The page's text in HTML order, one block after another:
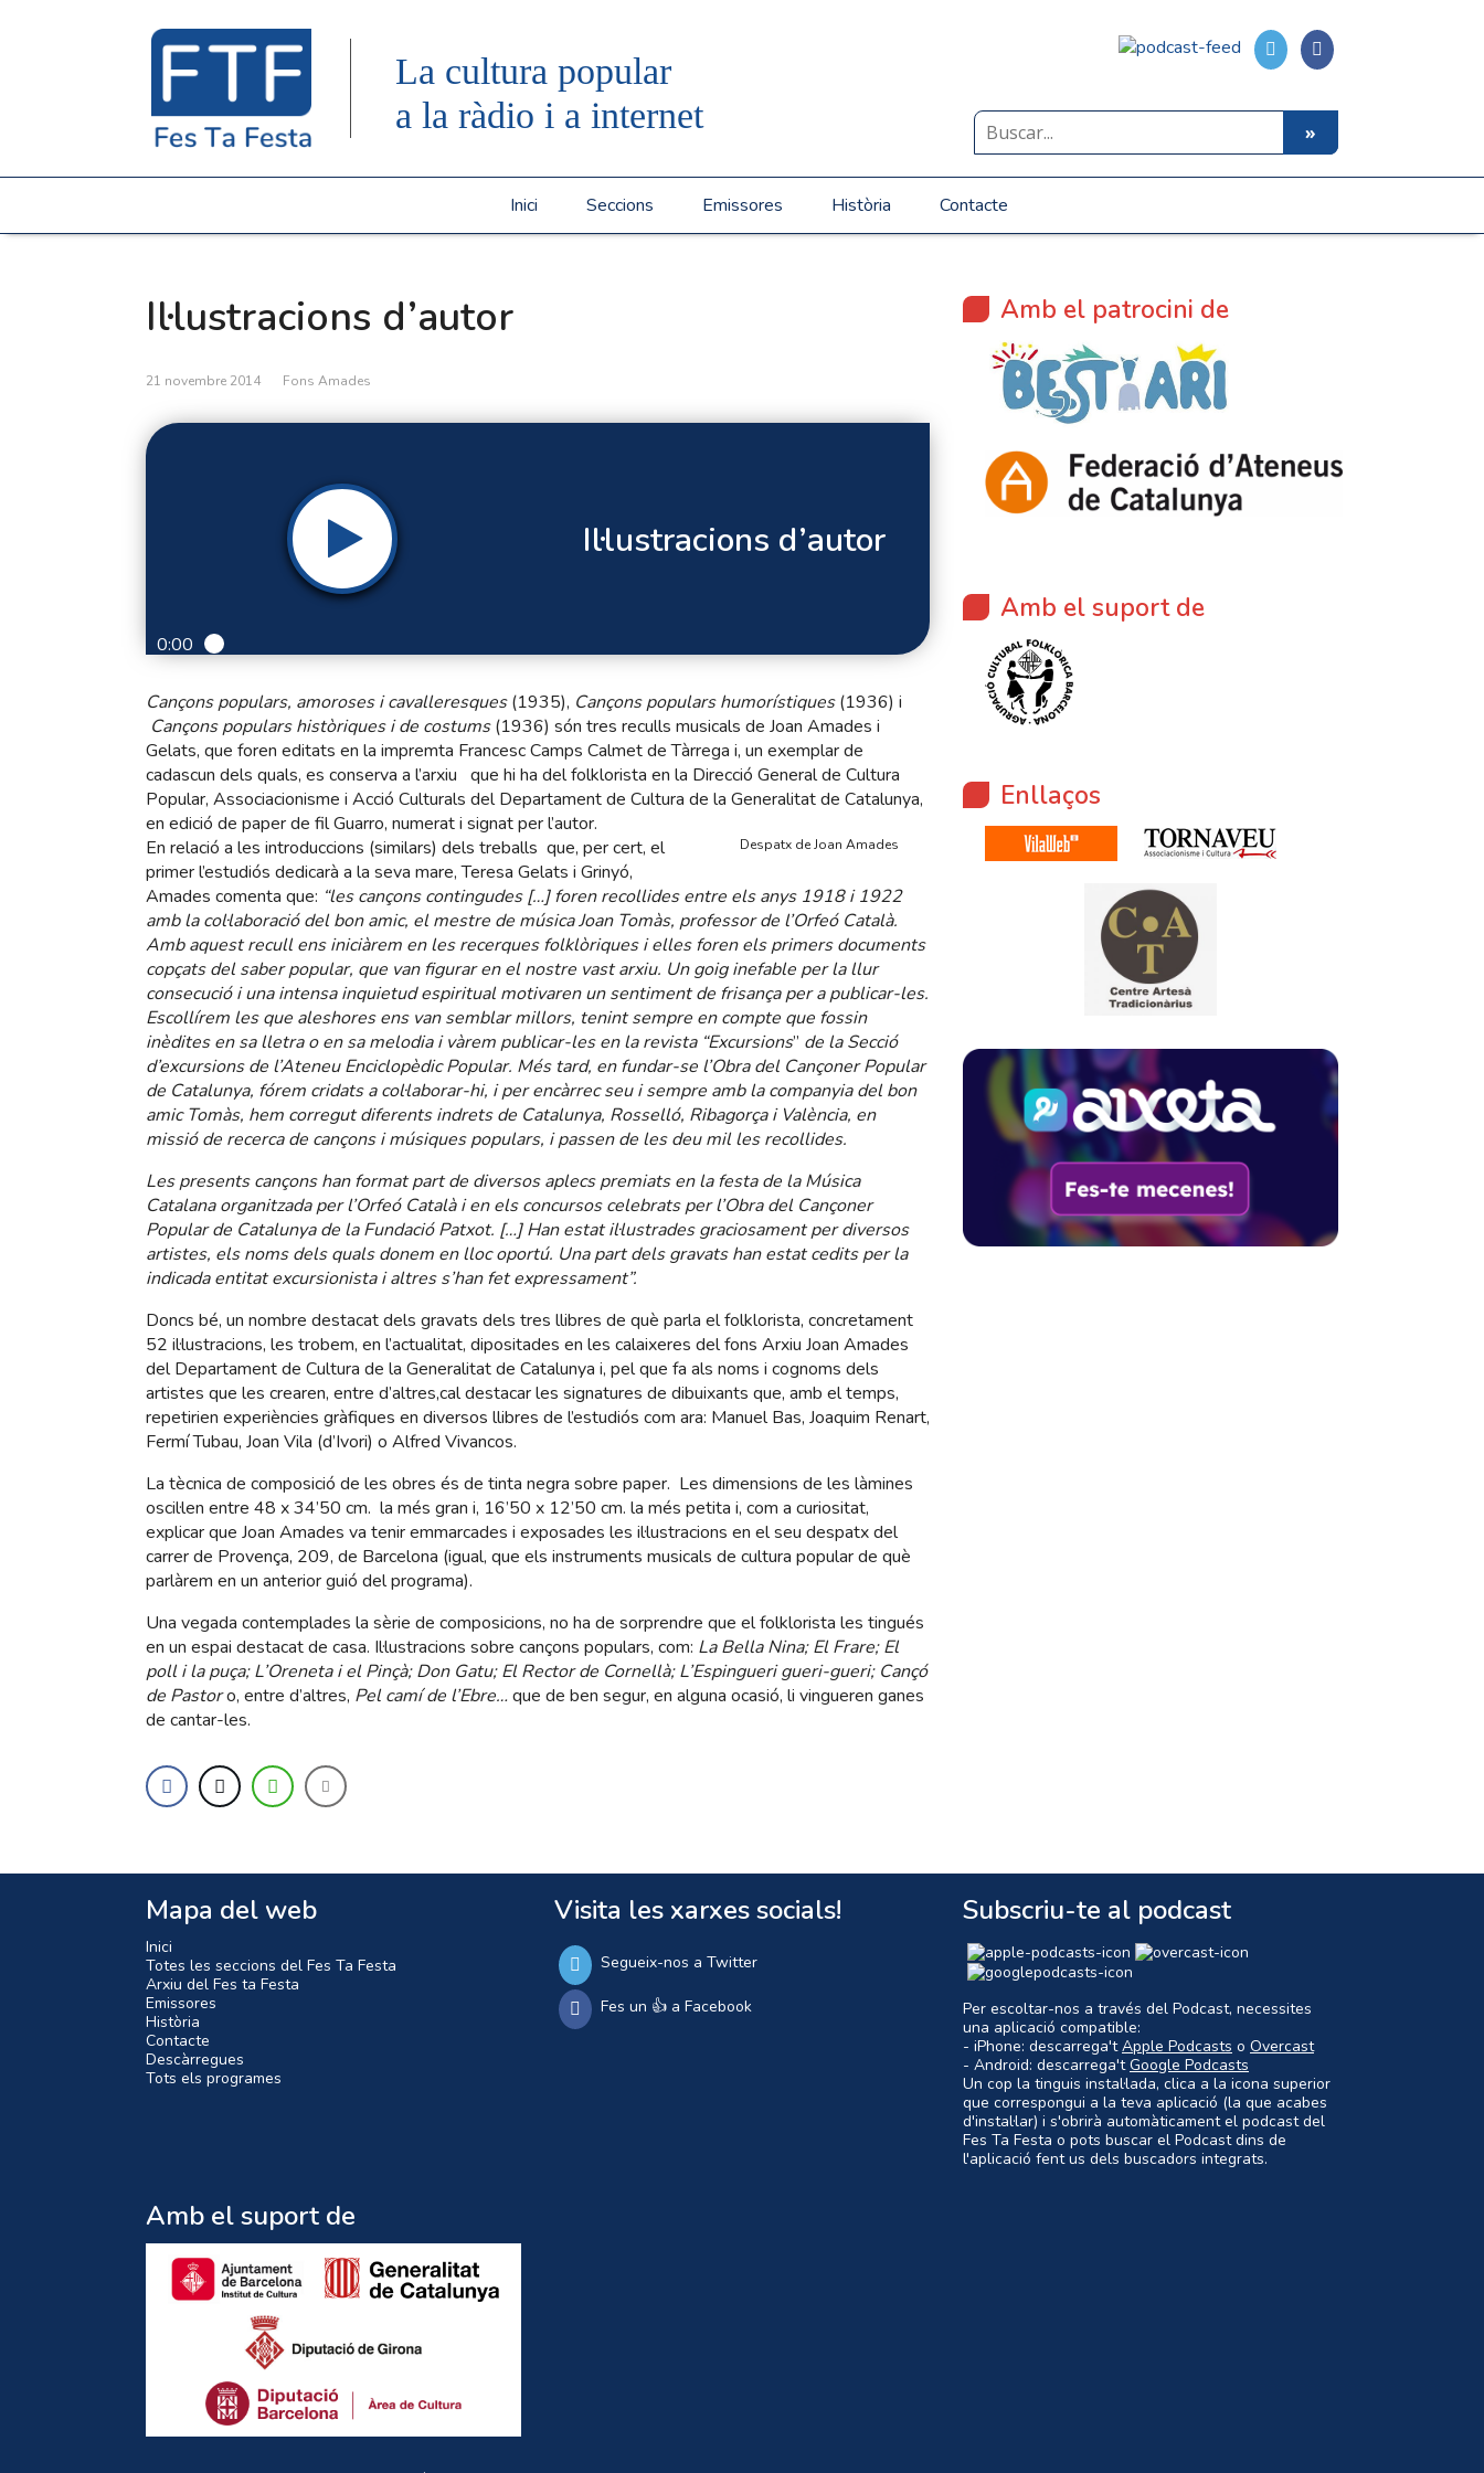
La cultura popular
a la ràdio i a internet
Inici Seccions Emissores Història Contacte
Il·lustracions d’autor
21 novembre 2014 Fons Amades
0:00
Il·lustracions d’autor
Cançons populars, amoroses i cavalleresques(1935), Cançons populars humorístiques(1936) i
Cançons populars històriques i de costums(1936) són tres reculls musicals de Joan Amades i
Gelats, que foren editats en la impremta Francesc Camps Calmet de Tàrrega i, un exemplar de
cadascun dels quals, es conserva a l’arxiu que hi ha del folklorista en la Direcció General de Cultura
Popular, Associacionisme i Acció Culturals del Departament de Cultura de la Generalitat de Catalunya,
en edició de paper de fil Guarro, numerat i signat per l’autor.
Despatx de Joan Amades
En relació a les introduccions (similars) dels treballs que, per cert, el
primer l’estudiós dedicarà a la seva mare, Teresa Gelats i Grinyó,
Amades comenta que: “les cançons contingudes […] foren recollides entre els anys 1918 i 1922
amb la col·laboració del bon amic, el mestre de música Joan Tomàs, professor de l’Orfeó Català.
Amb aquest recull ens iniciàrem en les recerques folklòriques i elles foren els primers documents
copçats del saber popular, que van figurar en el nostre vast arxiu. Un goig inefable per la llur
consecució i una intensa inquietud espiritual motivaren un sentiment de frisança per a publicar-les.
Escollírem les que aleshores ens van semblar millors, tenint sempre en compte que fossin
inèdites en sa lletra o en sa melodia i vàrem publicar-les en la revista “Excursions” de la Secció
d’excursions de l’Ateneu Enciclopèdic Popular. Més tard, en fundar-se l’Obra del Cançoner Popular
de Catalunya, fórem cridats a col·laborar-hi, i per encàrrec seu i sempre amb la companyia del bon
amic Tomàs, hem corregut diferents indrets de Catalunya, Rosselló, Ribagorça i València, en
missió de recerca de cançons i músiques populars, i passen de les deu mil les recollides.
Les presents cançons han format part de diversos aplecs premiats en la festa de la Música
Catalana organitzada per l’Orfeó Català i en els concursos celebrats per l’Obra del Cançoner
Popular de Catalunya de la Fundació Patxot. […] Han estat il·lustrades graciosament per diversos
artistes, els noms dels quals donem en lloc oportú. Una part dels gravats han estat cedits per la
indicada entitat excursionista i altres s’han fet expressament”.
Doncs bé, un nombre destacat dels gravats dels tres llibres de què parla el folklorista, concretament
52 il·lustracions, les trobem, en l’actualitat, dipositades en les calaixeres del fons Arxiu Joan Amades
del Departament de Cultura de la Generalitat de Catalunya i, pel que fa als noms i cognoms dels
artistes que les crearen, entre d’altres,cal destacar les signatures de dibuixants que, amb el temps,
repetirien experiències gràfiques en diversos llibres de l’estudiós com ara: Manuel Bas, Joaquim Renart,
Fermí Tubau, Joan Vila (d’Ivori) o Alfred Vivancos.
La tècnica de composició de les obres és de tinta negra sobre paper. Les dimensions de les làmines
oscil·len entre 48 x 34’50 cm. la més gran i, 16’50 x 12’50 cm. la més petita i, com a curiositat,
explicar que Joan Amades va tenir emmarcades i exposades les il·lustracions en el seu despatx del
carrer de Provença, 209, de Barcelona (igual, que els instruments musicals de cultura popular de què
parlàrem en un anterior guió del programa).
Una vegada contemplades la sèrie de composicions, no ha de sorprendre que el folklorista les tingués
en un espai destacat de casa. Il·lustracions sobre cançons populars, com: La Bella Nina; El Frare; El
poll i la puça; L’Oreneta i el Pinçà; Don Gatu; El Rector de Cornellà; L’Espingueri gueri-gueri; Cançó
de Pastoro, entre d’altres, Pel camí de l’Ebre… que de ben segur, en alguna ocasió, li vingueren ganes
de cantar-les.
Amb el patrocini de
Amb el suport de
Enllaços
Mapa del web
Inici
Totes les seccions del Fes Ta Festa
Arxiu del Fes ta Festa
Emissores
Història
Contacte
Descàrregues
Tots els programes
Visita les xarxes socials!
Segueix-nos a Twitter
Fes un 👍 a Facebook
Subscriu-te al podcast
Per escoltar-nos a través del Podcast, necessites
una aplicació compatible:
- iPhone: descarrega'tApple Podcasts o Overcast
- Android: descarrega'tGoogle Podcasts
Un cop la tinguis instal·lada, clica a la icona superior
que correspongui a la teva aplicació (la que acabes
d'instal·lar) i s'obrirà automàticament el podcast del
Fes Ta Festa o pots buscar el Podcast dins de
l'aplicació fent us dels buscadors integrats.
Amb el suport de